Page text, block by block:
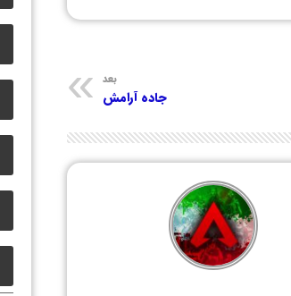
بعد
جاده آرامش